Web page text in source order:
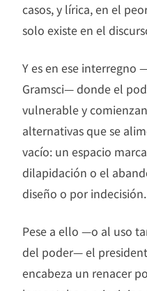
casos, y lírica, en el
solo existe en el
Y es en ese interregno
Gramsci— donde el
vulnerable y
alternativas que se
vacío: un espacio
dilapidación o el
diseño o por indecisión.
Pese a ello —o al uso
del poder— el
encabeza un renacer